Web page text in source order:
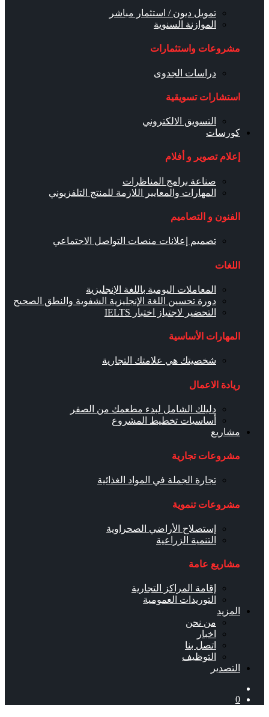
تمويل ديون / استثمار مباشر
الموازنة السنوية
مشروعات واستثمارات
دراسات الجدوى
استشارات تسويقية
التسويق الالكتروني
كورسات
إعلام تصوير و أفلام
صناعة برامج المناظرات
المهارات والمعايير اللازمة للمنتج التلفزيوني
الفنون و التصاميم
تصميم إعلانات منصات التواصل الاجتماعي
اللغات
المعاملات اليومية باللغة الإنجليزية
دورة تحسين اللغة الإنجليزية الشفوية والنطق الصحيح
التحضير لاجتياز اختبار IELTS
المهارات الأساسية
شخصيتك هي علامتك التجارية
ريادة الاعمال
دليلك الشامل لبدء مطعمك من الصفر
أساسيات تخطيط المشروع
مشاريع
مشروعات تجارية
تجارة الجملة في المواد الغذائية
مشروعات تنموية
إستصلاح الأراضي الصحراوية
التنمية الزراعية
مشاريع عامة
إقامة المراكز التجارية
التوريدات العمومية
المزيد
من نحن
اخبار
اتصل بنا
التوظيف
التصدير
0